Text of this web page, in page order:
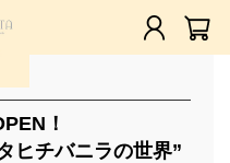
！
ヒチバニラの世界”